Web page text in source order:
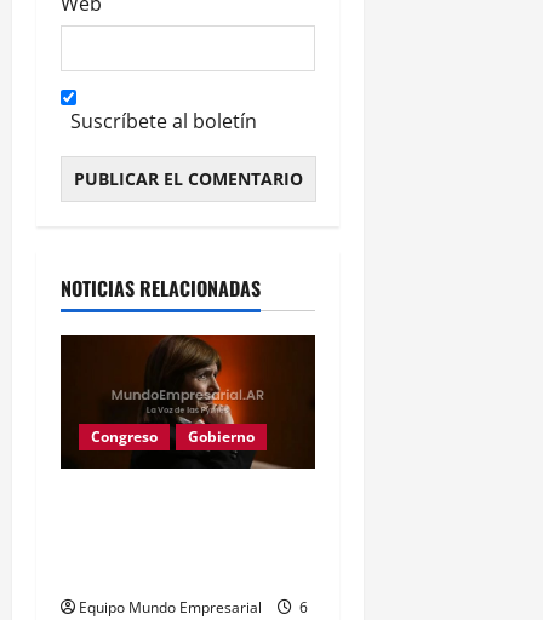
Suscríbete al boletín
NOTICIAS RELACIONADAS
Congreso Gobierno
Equipo Mundo Empresarial
6